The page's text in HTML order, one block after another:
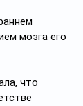
мозга его
что